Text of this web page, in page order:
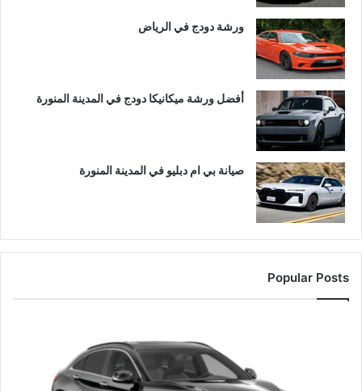
ورشة دودج في الرياض
أفضل ورشة ميكانيكا دودج في المدينة المنورة
صيانة بي ام دبليو في المدينة المنورة
Popular Posts